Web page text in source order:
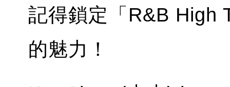
記得鎖定「R&B High
的魅力！